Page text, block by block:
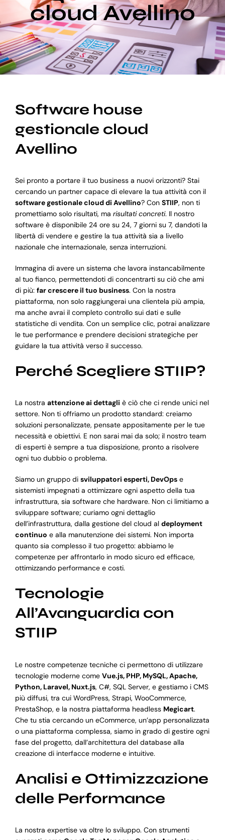
Blog
Supporto
cloud Avellino
Software house
gestionale cloud
Avellino
Sei pronto a portare il tuo business a nuovi orizzonti? Stai
cercando un partner capace di elevare la tua attività con il
software gestionale cloud di Avellino? Con STIIP, non ti
promettiamo solo risultati, ma risultati concreti. Il nostro
software è disponibile 24 ore su 24, 7 giorni su 7, dandoti la
libertà di vendere e gestire la tua attività sia a livello
nazionale che internazionale, senza interruzioni.
Immagina di avere un sistema che lavora instancabilmente
al tuo fianco, permettendoti di concentrarti su ciò che ami
di più: far crescere il tuo business. Con la nostra
piattaforma, non solo raggiungerai una clientela più ampia,
ma anche avrai il completo controllo sui dati e sulle
statistiche di vendita. Con un semplice clic, potrai analizzare
le tue performance e prendere decisioni strategiche per
guidare la tua attività verso il successo.
Perché Scegliere STIIP?
La nostra attenzione ai dettagli è ciò che ci rende unici nel
settore. Non ti offriamo un prodotto standard: creiamo
soluzioni personalizzate, pensate appositamente per le tue
necessità e obiettivi. E non sarai mai da solo; il nostro team
di esperti è sempre a tua disposizione, pronto a risolvere
ogni tuo dubbio o problema.
Siamo un gruppo di sviluppatori esperti, DevOpse
sistemisti impegnati a ottimizzare ogni aspetto della tua
infrastruttura, sia software che hardware. Non ci limitiamo a
sviluppare software; curiamo ogni dettaglio
dell’infrastruttura, dalla gestione del cloud al deployment
continuo e alla manutenzione dei sistemi. Non importa
quanto sia complesso il tuo progetto: abbiamo le
competenze per affrontarlo in modo sicuro ed efficace,
ottimizzando performance e costi.
Tecnologie
All’Avanguardia con
STIIP
Le nostre competenze tecniche ci permettono di utilizzare
tecnologie moderne come Vue.js, PHP, MySQL, Apache,
Python, Laravel, Nuxt.js, C#, SQL Server, e gestiamo i CMS
più diffusi, tra cui WordPress, Strapi, WooCommerce,
PrestaShop, e la nostra piattaforma headless Megicart.
Che tu stia cercando un eCommerce, un’app personalizzata
o una piattaforma complessa, siamo in grado di gestire ogni
fase del progetto, dall’architettura del database alla
creazione di interfacce moderne e intuitive.
Analisi e Ottimizzazione
delle Performance
La nostra expertise va oltre lo sviluppo. Con strumenti